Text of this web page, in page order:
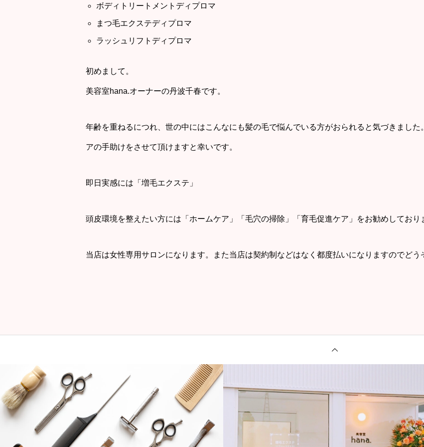
ボディトリートメントディプロマ
まつ毛エクステディプロマ
ラッシュリフトディプロマ
初めまして。
美容室hana.オーナーの丹波千春です。
年齢を重ねるにつれ、世の中にはこんなにも髪の毛で悩んでいる方がおられると気づきまし
アの手助けをさせて頂けますと幸いです。
即日実感には「増毛エクステ」
頭皮環境を整えたい方には「ホームケア」「毛穴の掃除」「育毛促進ケア」をお勧めしており
当店は女性専用サロンになります。また当店は契約制などはなく都度払いになりますのでどう